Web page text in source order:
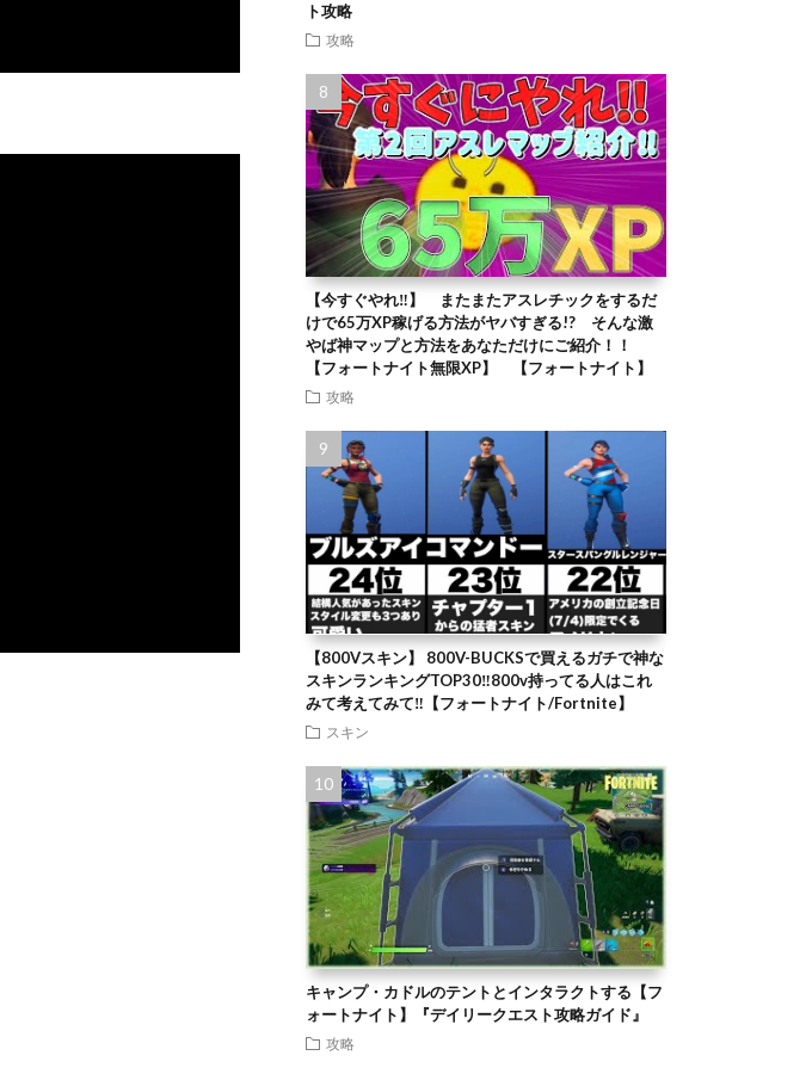
ト攻略
攻略
【今すぐやれ‼】 またまたアスレチックをするだ
けで65万XP稼げる方法がヤバすぎる!? そんな激
やば神マップと方法をあなただけにご紹介！！
【フォートナイト無限XP】 【フォートナイト】
攻略
【800Vスキン】 800V-BUCKSで買えるガチで神な
スキンランキングTOP30‼️800v持ってる人はこれ
みて考えてみて‼️【フォートナイト/Fortnite】
スキン
キャンプ・カドルのテントとインタラクトする【フ
ォートナイト】『デイリークエスト攻略ガイド』
攻略